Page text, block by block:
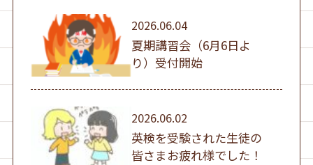
2026.06.04
夏期講習会（6月6日よ
り）受付開始
2026.06.02
英検を受験された生徒の
皆さまお疲れ様でした！